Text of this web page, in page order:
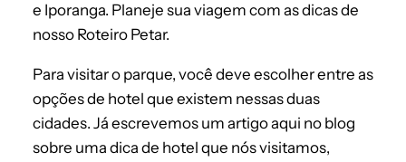
e Iporanga. Planeje sua viagem com as dicas de
nosso Roteiro Petar.
Para visitar o parque, você deve escolher entre as
opções de hotel que existem nessas duas
cidades. Já escrevemos um artigo aqui no blog
sobre uma dica de hotel que nós visitamos,